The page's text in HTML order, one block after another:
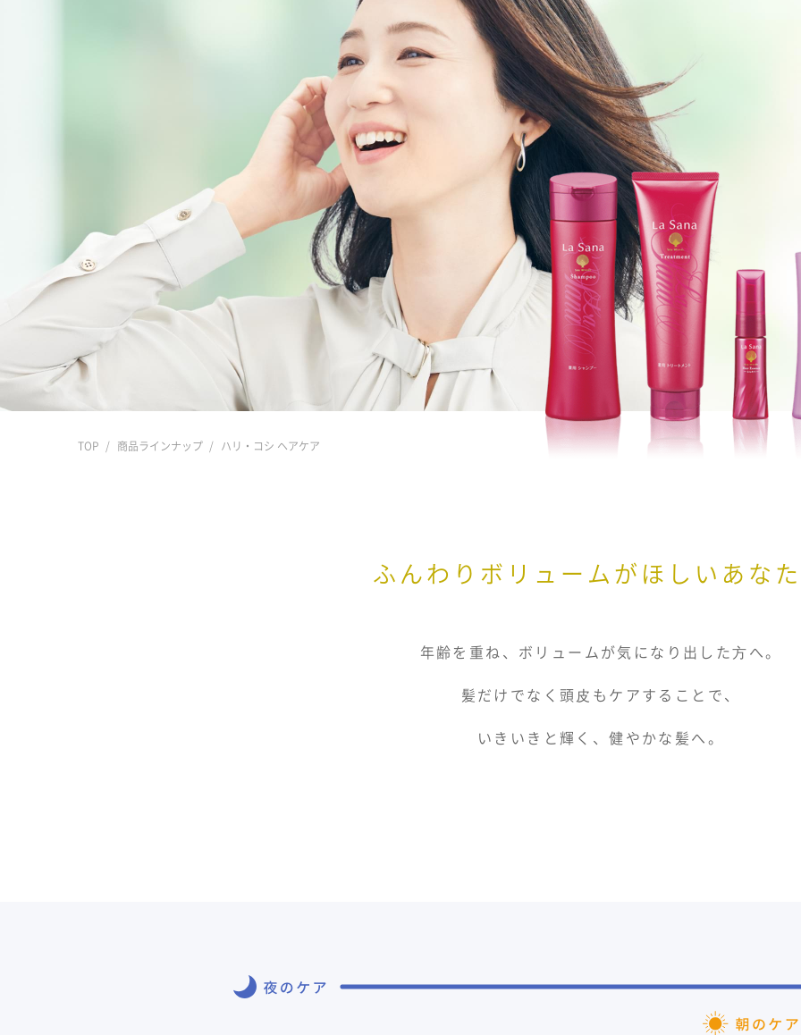
TOP 商品ラインナップ ハリ・コシ ヘアケア
ふんわりボリュームがほしいあな
年齢を重ね、ボリュームが気になり出した⽅へ。
髪だけでなく頭⽪もケアすることで、
いきいきと輝く、健やかな髪へ。